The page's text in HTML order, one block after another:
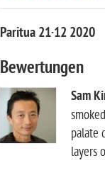
Paritua 21·12 2020
Bewertungen
Sam
palate
layers